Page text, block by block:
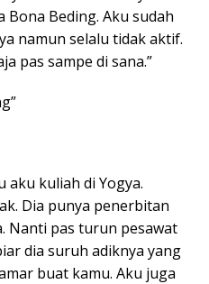
Bona Beding. Aku sudah
namun selalu tidak aktif.
pas sampe di sana.”
aku kuliah di Yogya.
Dia punya penerbitan
Nanti pas turun pesawat
dia suruh adiknya yang
buat kamu. Aku juga